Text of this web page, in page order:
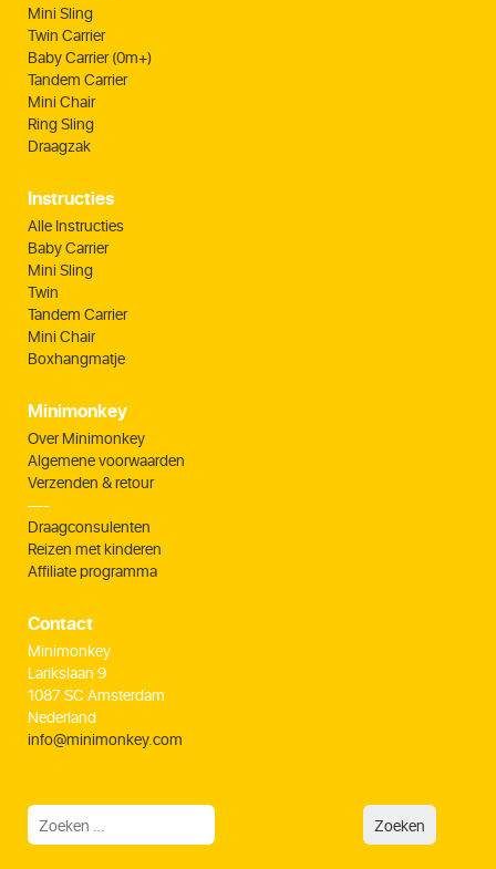
Mini Sling
Twin Carrier
Baby Carrier (0m+)
Tandem Carrier
Mini Chair
Ring Sling
Draagzak
Instructies
Alle Instructies
Baby Carrier
Mini Sling
Twin
Tandem Carrier
Mini Chair
Boxhangmatje
Minimonkey
Over Minimonkey
Algemene voorwaarden
Verzenden & retour
—-
Draagconsulenten
Reizen met kinderen
Affiliate programma
Contact
Minimonkey
Larikslaan 9
1087 SC Amsterdam
Nederland
info@minimonkey.com